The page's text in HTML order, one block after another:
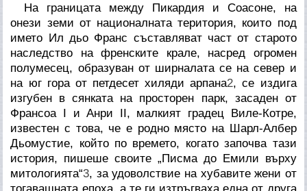
На границата между Пикардия и Соасоне, на
онези земи от националната територия, които под
името Ил дьо Франс съставляват част от старото
наследство на френските крале, насред огромен
полумесец, образуван от ширналата се на север и
на юг гора от петдесет хиляди арпана2, се издига
изгубен в сянката на просторен парк, засаден от
Франсоа I и Анри II, малкият градец Виле-Котре,
известен с това, че е родно място на Шарл-Албер
Дьомустие, който по времето, когато започва тази
история, пишеше своите „Писма до Емили върху
митологията“3, за удоволствие на хубавите жени от